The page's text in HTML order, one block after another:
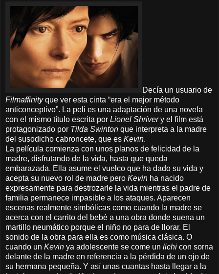
Decía un usuario de
Filmaffinityque ver esta cinta “era el mejor método
anticonceptivo”. La peli es una adaptación de una novela
con el mismo título escrita por Lionel Shrivery el film está
protagonizado por Tilda Swinton que interpreta a la madre
del susodicho cabroncete, que es Kevin.
La película comienza con unos planos de felicidad de la
madre, disfrutando de la vida, hasta que queda
embarazada. Ella asume el vuelco que ha dado su vida y
acepta su nuevo rol de madre pero Kevin ha nacido
expresamente para destrozarle la vida mientras el padre de
familia permanece impasible a los ataques. Aparecen
escenas realmente simbólicas como cuando la madre se
acerca con el carrito del bebé a una obra donde suena un
martillo neumático porque el niño no para de llorar. El
sonido de la obra para ella es como música clásica. O
cuando un Kevin ya adolescente se come un lichi con sorna
delante de la madre en referencia a la pérdida de un ojo de
su hermana pequeña. Y así unas cuantas hasta llegar a la